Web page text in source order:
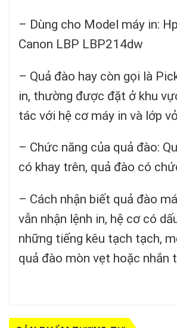
– Dùng cho Model máy in:
Canon LBP LBP214dw
– Quả đào hay còn gọi là
in, thường được đặt ở khu
tác với hệ cơ máy in và lớp
– Chức năng của quả đào:
có khay trên, quả đào có
– Cách nhận biết quả đào
vẫn nhận lệnh in, hệ cơ có
những tiếng kêu tạch tạch,
quả đào mòn vẹt hoặc nhắn